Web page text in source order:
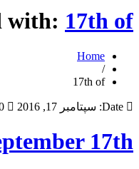
with: 17th of
Home
/
17th of
Date: سپتامبر 17, 2016
17th